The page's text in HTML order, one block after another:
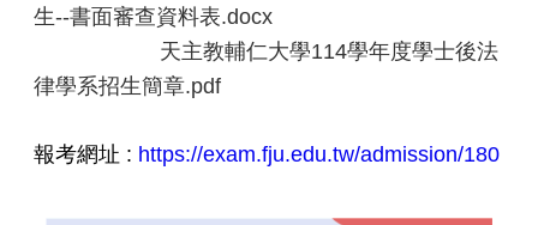
生--書面審查資料表.docx
天主教輔仁大學114學年度學士後法
律學系招生簡章.pdf
報考網址 : https://exam.fju.edu.tw/admission/180